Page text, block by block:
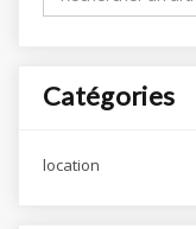
un
Catégories
location